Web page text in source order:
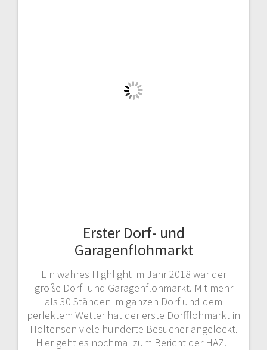
Erster Dorf- und
Garagenflohmarkt
Ein wahres Highlight im Jahr 2018 war der
große Dorf- und Garagenflohmarkt. Mit mehr
als 30 Ständen im ganzen Dorf und dem
perfektem Wetter hat der erste Dorfflohmarkt in
Holtensen viele hunderte Besucher angelockt.
Hier geht es nochmal zum Bericht der HAZ.